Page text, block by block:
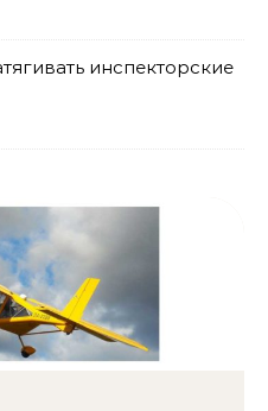
инспекторские